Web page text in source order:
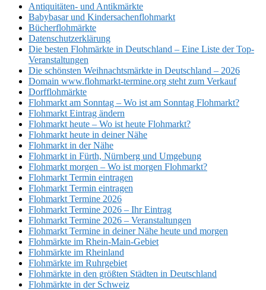
Antiquitäten- und Antikmärkte
Babybasar und Kindersachenflohmarkt
Bücherflohmärkte
Datenschutzerklärung
Die besten Flohmärkte in Deutschland – Eine Liste der Top-
Veranstaltungen
Die schönsten Weihnachtsmärkte in Deutschland – 2026
Domain www.flohmarkt-termine.org steht zum Verkauf
Dorfflohmärkte
Flohmarkt am Sonntag – Wo ist am Sonntag Flohmarkt?
Flohmarkt Eintrag ändern
Flohmarkt heute – Wo ist heute Flohmarkt?
Flohmarkt heute in deiner Nähe
Flohmarkt in der Nähe
Flohmarkt in Fürth, Nürnberg und Umgebung
Flohmarkt morgen – Wo ist morgen Flohmarkt?
Flohmarkt Termin eintragen
Flohmarkt Termin eintragen
Flohmarkt Termine 2026
Flohmarkt Termine 2026 – Ihr Eintrag
Flohmarkt Termine 2026 – Veranstaltungen
Flohmarkt Termine in deiner Nähe heute und morgen
Flohmärkte im Rhein-Main-Gebiet
Flohmärkte im Rheinland
Flohmärkte im Ruhrgebiet
Flohmärkte in den größten Städten in Deutschland
Flohmärkte in der Schweiz